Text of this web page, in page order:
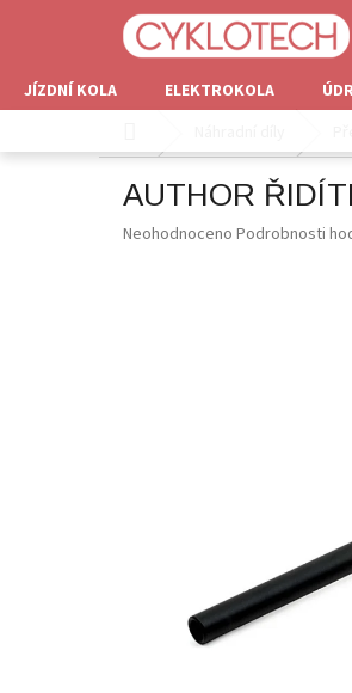
JÍZDNÍ KOLA ELEKTROKOLA
AUTHOR
Průměrné
Neohodnoceno Podrobnosti